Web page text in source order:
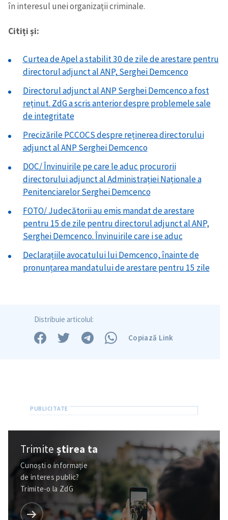
Trimite o informație
Despre ZdG
in English
на русском
în interesul unei organizații criminale.
Citiți și:
Curtea de Apel a stabilit 30 de zile de arestare pentru
directorul adjunct al ANP, Serghei Demcenco
Directorul adjunct al ANP Serghei Demcenco a fost
reținut. ZdG a scris anterior despre problemele sale
de integritate
Precizările PCCOCS despre reținerea directorului
adjunct al ANP Serghei Demcenco
DOC/ Învinuirile pe care le aduc procurorii
directorului adjunct al Administrației Naționale a
Penitenciarelor Serghei Demcenco
FOTO/ Judecătorii au emis mandat de arestare
pentru 15 de zile pentru directorul adjunct al ANP,
Serghei Demcenco. Învinuirile care i se aduc
Declarațiile avocatului lui Demcenco, înainte de
pronunțarea mandatului de arestare pentru 15 zile
Distribuie articolul:
Copiază Link
Trimiteștirea ta
Cunoști o informație
de interes public?
Trimite-o la ZdG